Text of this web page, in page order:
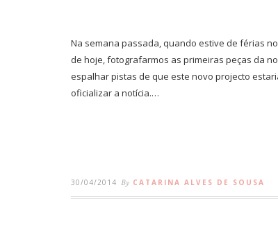
Na semana passada, quando estive de férias
de hoje, fotografarmos as primeiras peças da
espalhar pistas de que este novo projecto
oficializar a notícia.…
30/04/2014 By CATARINA ALVES DE SOUSA